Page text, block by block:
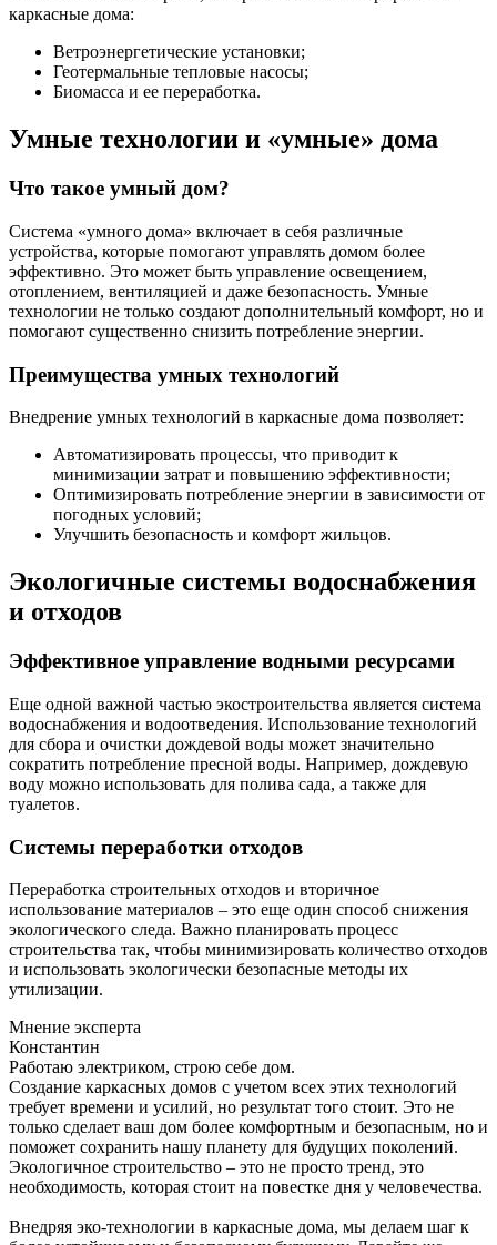
каркасные дома:
Ветроэнергетические установки;
Геотермальные тепловые насосы;
Биомасса и ее переработка.
Умные технологии и «умные» дома
Что такое умный дом?
Система «умного дома» включает в себя различные
устройства, которые помогают управлять домом более
эффективно. Это может быть управление освещением,
отоплением, вентиляцией и даже безопасность. Умные
технологии не только создают дополнительный комфорт, но и
помогают существенно снизить потребление энергии.
Преимущества умных технологий
Внедрение умных технологий в каркасные дома позволяет:
Автоматизировать процессы, что приводит к
минимизации затрат и повышению эффективности;
Оптимизировать потребление энергии в зависимости от
погодных условий;
Улучшить безопасность и комфорт жильцов.
Экологичные системы водоснабжения
и отходов
Эффективное управление водными ресурсами
Еще одной важной частью экостроительства является система
водоснабжения и водоотведения. Использование технологий
для сбора и очистки дождевой воды может значительно
сократить потребление пресной воды. Например, дождевую
воду можно использовать для полива сада, а также для
туалетов.
Системы переработки отходов
Переработка строительных отходов и вторичное
использование материалов – это еще один способ снижения
экологического следа. Важно планировать процесс
строительства так, чтобы минимизировать количество отходов
и использовать экологически безопасные методы их
утилизации.
Мнение эксперта
Константин
Работаю электриком, строю себе дом.
Создание каркасных домов с учетом всех этих технологий
требует времени и усилий, но результат того стоит. Это не
только сделает ваш дом более комфортным и безопасным, но и
поможет сохранить нашу планету для будущих поколений.
Экологичное строительство – это не просто тренд, это
необходимость, которая стоит на повестке дня у человечества.
Внедряя эко-технологии в каркасные дома, мы делаем шаг к